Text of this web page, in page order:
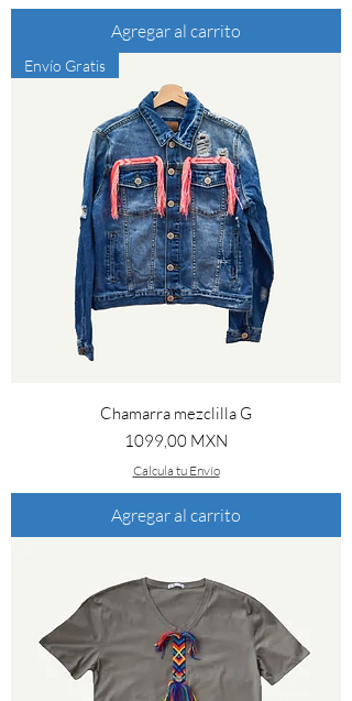
Agregar al carrito
Envío Gratis
Chamarra mezclilla G
Precio
1099,00 MXN
Calcula tu Envío
Agregar al carrito